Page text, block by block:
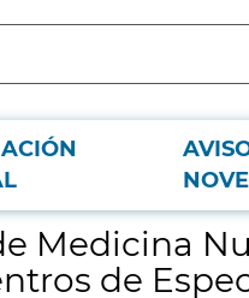
de Especialidades
Medicina
de